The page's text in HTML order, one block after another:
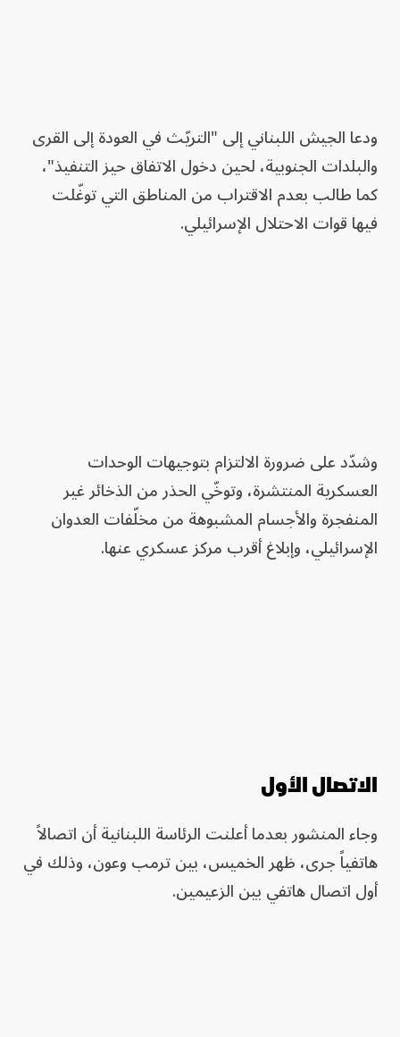
ودعا الجيش اللبناني إلى "التريّث في العودة إلى القرى
والبلدات الجنوبية، لحين دخول الاتفاق حيز التنفيذ"،
كما طالب بعدم الاقتراب من المناطق التي توغّلت
فيها قوات الاحتلال الإسرائيلي.
وشدّد على ضرورة الالتزام بتوجيهات الوحدات
العسكرية المنتشرة، وتوخّي الحذر من الذخائر غير
المنفجرة والأجسام المشبوهة من مخلّفات العدوان
الإسرائيلي، وإبلاغ أقرب مركز عسكري عنها.
الاتصال الأول
وجاء المنشور بعدما أعلنت الرئاسة اللبنانية أن اتصالاً
هاتفياً جرى، ظهر الخميس، بين ترمب وعون، وذلك في
أول اتصال هاتفي بين الزعيمين.